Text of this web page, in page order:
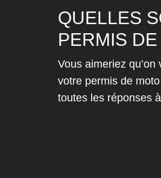
QUELLES
PERMIS
Vous aimeriez
votre permis de
toutes les réponses